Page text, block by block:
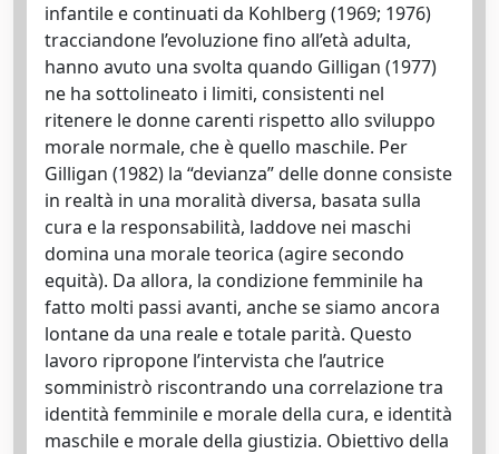
infantile e continuati da Kohlberg (1969; 1976)
tracciandone l’evoluzione fino all’età adulta,
hanno avuto una svolta quando Gilligan (1977)
ne ha sottolineato i limiti, consistenti nel
ritenere le donne carenti rispetto allo sviluppo
morale normale, che è quello maschile. Per
Gilligan (1982) la “devianza” delle donne consiste
in realtà in una moralità diversa, basata sulla
cura e la responsabilità, laddove nei maschi
domina una morale teorica (agire secondo
equità). Da allora, la condizione femminile ha
fatto molti passi avanti, anche se siamo ancora
lontane da una reale e totale parità. Questo
lavoro ripropone l’intervista che l’autrice
somministrò riscontrando una correlazione tra
identità femminile e morale della cura, e identità
maschile e morale della giustizia. Obiettivo della